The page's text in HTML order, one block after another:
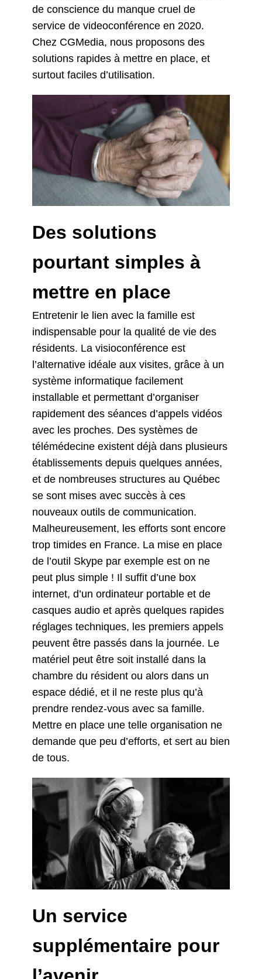
de conscience du manque cruel de
service de videoconférence en 2020.
Chez CGMedia, nous proposons des
solutions rapides à mettre en place, et
surtout faciles d’utilisation.
Des solutions
pourtant simples à
mettre en place
Entretenir le lien avec la famille est
indispensable pour la qualité de vie des
résidents. La visioconférence est
l’alternative idéale aux visites, grâce à un
système informatique facilement
installable et permettant d’organiser
rapidement des séances d’appels vidéos
avec les proches. Des systèmes de
télémédecine existent déjà dans plusieurs
établissements depuis quelques années,
et de nombreuses structures au Québec
se sont mises avec succès à ces
nouveaux outils de communication.
Malheureusement, les efforts sont encore
trop timides en France. La mise en place
de l’outil Skype par exemple est on ne
peut plus simple ! Il suffit d’une box
internet, d’un ordinateur portable et de
casques audio et après quelques rapides
réglages techniques, les premiers appels
peuvent être passés dans la journée. Le
matériel peut être soit installé dans la
chambre du résident ou alors dans un
espace dédié, et il ne reste plus qu’à
prendre rendez-vous avec sa famille.
Mettre en place une telle organisation ne
demande que peu d’efforts, et sert au bien
de tous.
Un service
supplémentaire pour